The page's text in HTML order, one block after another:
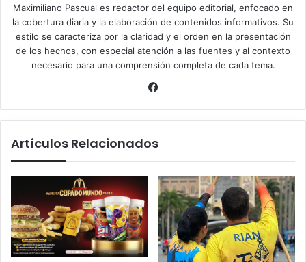
Maximiliano Pascual es redactor del equipo editorial, enfocado en
la cobertura diaria y la elaboración de contenidos informativos. Su
estilo se caracteriza por la claridad y el orden en la presentación
de los hechos, con especial atención a las fuentes y al contexto
necesario para una comprensión completa de cada tema.
Artículos Relacionados